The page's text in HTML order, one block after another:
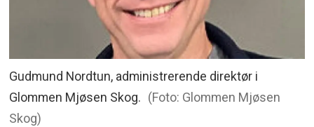
Gudmund Nordtun, administrerende direktør i
Glommen Mjøsen Skog. (Foto: Glommen Mjøsen
Skog)